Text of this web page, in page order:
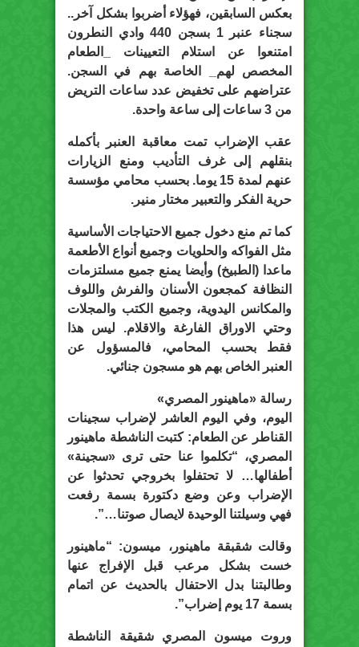
بعكس السابقين، فهؤلاء أضربوا بشكل آخر..
سجناء عنبر 1 بسجن 440 وادي النطرون
امتنعوا عن استلام التعيينات _الطعام
المخصص لهم_ الخاصة بهم في السجن.
عتراضهم على تخفيض عدد ساعات التريض
من 3 ساعات إلى ساعة واحدة.
عقب الإضراب تمت معاقبة العنبر بأكمله
بنقلهم إلى غرف التأديب ومنع الزيارات
عنهم لمدة 15 يوما. بحسب محامي مؤسسة
حرية الفكر والتعبير مختار منير.
كما تم منع دخول جميع الاحتياجات الأساسية
مثل الفواكه والحلويات وجميع أنواع الأطعمة
ماعدا (الطبيخ) وأيضا يمنع جميع مسلتزمات
النظافة كمجعون الأسنان والفرش واللوف
والمكانس اليدوية، وجميع الكتب والمجلات
وحتي الاوراق الفارغة والاقلام. ليس هذا
فقط بحسب المحامي، فالمسؤول عن
العنبر الخاص بهم هو مسجون جنائي.
رسالة «ماهينور المصري»
اليوم، وفي اليوم العاشر لإضراب سجينات
القناطر عن الطعام: كتبت الناشطة ماهينور
المصري، “تكلموا عنا حتى ترى «سجينة»
أطفالها… لا تحتفلوا بخروجي تحدثوا عن
الإضراب وعن وضع دكتورة بسمة رفعت
فهي وسيلتنا الوحيدة لايصال صوتنا…”.
وقالت شقبقة ماهينور، ميسون: “ماهينور
خست بشكل مرعب قبل الإفراج عنها
وطالبتنا بدل الاحتفال بالحديث عن اتمام
بسمة 17 يوم إضراب”.
وروت ميسون المصري شقيقة الناشطة